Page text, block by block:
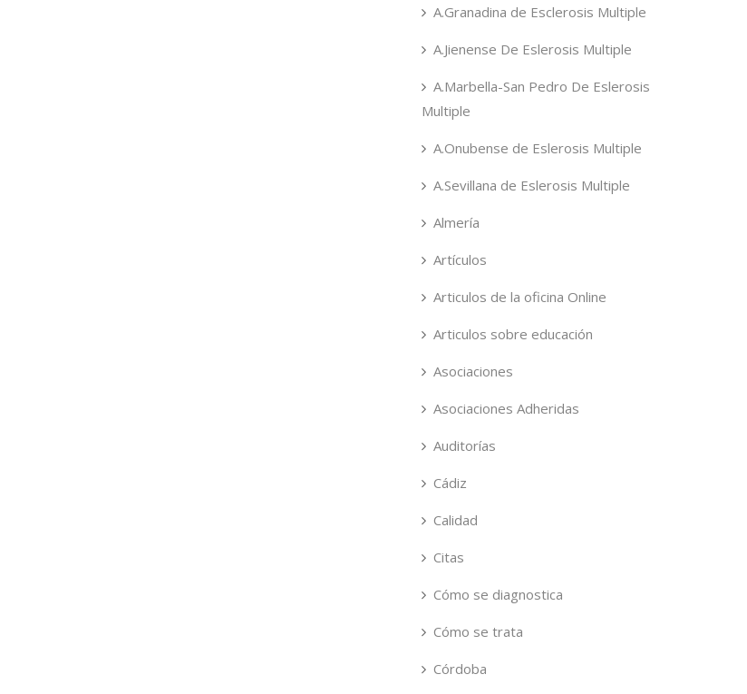
A.Granadina de Esclerosis Multiple
A.Jienense De Eslerosis Multiple
A.Marbella-San Pedro De Eslerosis
Multiple
A.Onubense de Eslerosis Multiple
A.Sevillana de Eslerosis Multiple
Almería
Artículos
Articulos de la oficina Online
Articulos sobre educación
Asociaciones
Asociaciones Adheridas
Auditorías
Cádiz
Calidad
Citas
Cómo se diagnostica
Cómo se trata
Córdoba